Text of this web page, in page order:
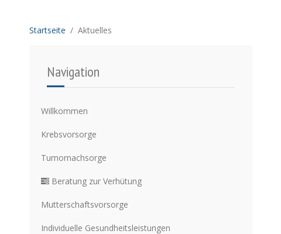
Startseite Aktuelles
Navigation
Willkommen
Krebsvorsorge
Tumornachsorge
Beratung zur Verhütung
Mutterschaftsvorsorge
Individuelle Gesundheitsleistungen